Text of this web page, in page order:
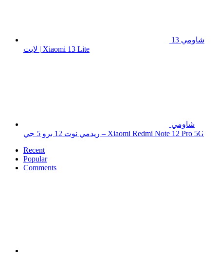
شاومي 13
لايت | Xiaomi 13 Lite
شاومي
ريدمي نوت 12 برو 5 جي – Xiaomi Redmi Note 12 Pro 5G
Recent
Popular
Comments